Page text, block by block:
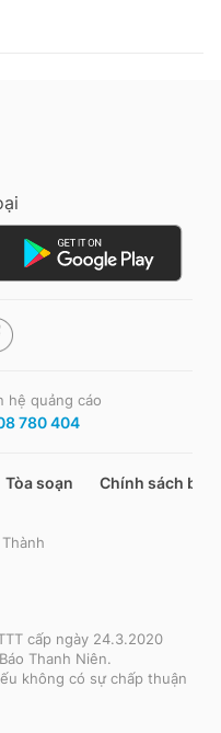
hệ quảng cáo
780 404
Tòa soạn Chính sách bảo
cấp ngày 24.3.2020
Thanh Niên.
không có sự chấp thuận